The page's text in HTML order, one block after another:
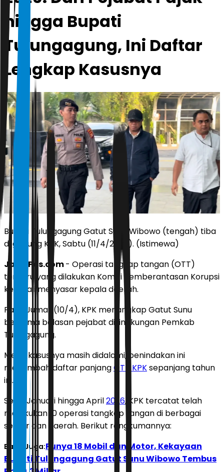
hingga Bupati
Tulungagung, Ini Daftar
Lengkap Kasusnya
Bupati Tulungagung Gatut Sunu Wibowo (tengah) tiba
di gedung KPK, Sabtu (11/4/2026). (Istimewa)
JawaPos.com- Operasi tangkap tangan (OTT)
terbaru yang dilakukan Komisi Pemberantasan Korupsi
kembali menyasar kepala daerah.
Pada Jumat (10/4), KPK menangkap Gatut Sunu
bersama belasan pejabat di lingkungan Pemkab
Tulungagung.
Meski kasusnya masih didalami, penindakan ini
menambah daftar panjangOTT KPKsepanjang tahun
ini.
Sejak Januari hingga April2026, KPK tercatat telah
melakukan 10 operasi tangkap tangan di berbagai
sektor dan daerah. Berikut rangkumannya:
Baca Juga:Punya 18 Mobil dan Motor, Kekayaan
Bupati Tulungagung Gatut Sunu Wibowo Tembus